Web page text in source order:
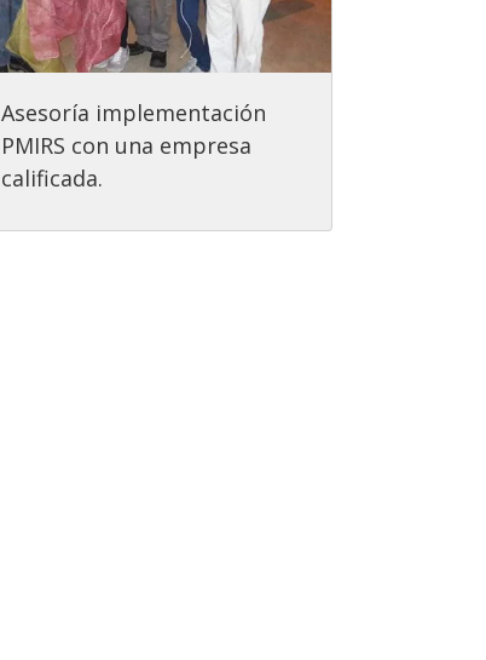
Asesoría implementación
PMIRS con una empresa
calificada.